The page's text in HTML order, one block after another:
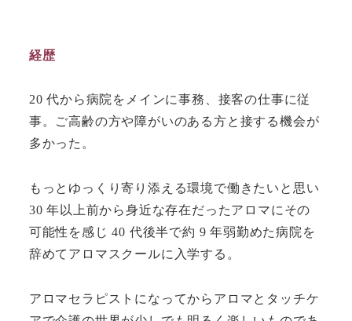
経歴
20 代から病院をメインに事務、接客の仕事に従
事。ご高齢の方や障がいのある方と接する機会が
多かった。
もっとゆっくり寄り添える環境で働きたいと思い
30 年以上前から身近な存在だったアロマにその
可能性を感じ 40 代後半で約 9 年弱勤めた病院を
辞めてアロマスクールに入学する。
アロマセラピストになってからアロマとタッチケ